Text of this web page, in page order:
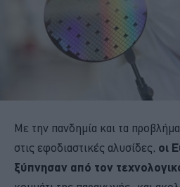
Με την πανδημία και τα
στις εφοδιαστικές αλυσίδες, οι
ξύπνησαν από τον